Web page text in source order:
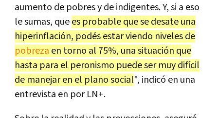
aumento de pobres y de indigentes. Y, si a eso
le sumas, quees probable que se desate una
hiperinflación, podés estar viendo niveles de
pobreza en torno al 75%, una situación que
hasta para el peronismo puede ser muy difícil
de manejar en el plano social", indicó en una
entrevista en por LN+.